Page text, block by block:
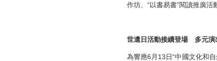
作坊、“以書易書”閱讀推廣活
世遺日活動接續登場 多元演
為響應6月13日“中國文化和